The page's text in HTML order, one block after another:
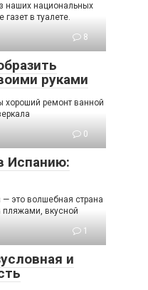
наших национальных
в туалете.
8
руками
хороший ремонт ванной
0
Испанию:
— это волшебная страна
пляжами, вкусной
1
и